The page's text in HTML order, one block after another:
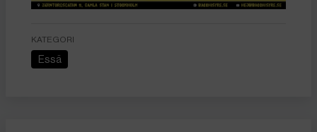
KATEGORI
Essä